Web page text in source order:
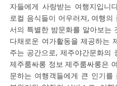
자들에게 사랑받는 여행지입니
로컬 음식들이 어우러져, 여행의
서의 특별한 밤문화를 알아보는
다채로운 여가활동을 제공하는
주는 공간으로, 제주야간문화의
제주룸싸롱 정보 제주룸싸롱은
문하는 여행객들에게 큰 인기